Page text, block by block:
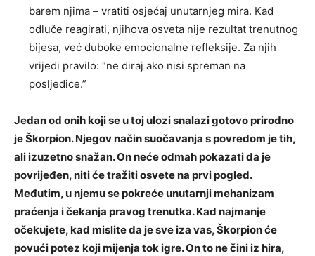
barem njima – vratiti osjećaj unutarnjeg mira. Kad
odluče reagirati, njihova osveta nije rezultat trenutnog
bijesa, već duboke emocionalne refleksije. Za njih
vrijedi pravilo: “ne diraj ako nisi spreman na
posljedice.”
Jedan od onih koji se u toj ulozi snalazi gotovo prirodno
je Škorpion. Njegov način suočavanja s povredom je tih,
ali izuzetno snažan. On neće odmah pokazati da je
povrijeđen, niti će tražiti osvete na prvi pogled.
Međutim, u njemu se pokreće unutarnji mehanizam
praćenja i čekanja pravog trenutka. Kad najmanje
očekujete, kad mislite da je sve iza vas, Škorpion će
povući potez koji mijenja tok igre. On to ne čini iz hira,